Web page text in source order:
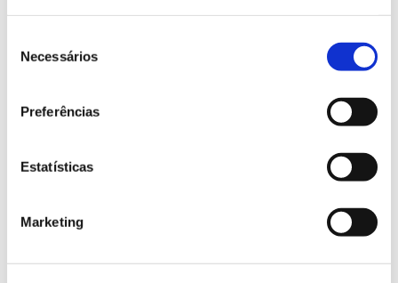
Necessários
Preferências
Estatísticas
Marketing
Registar galhas de Trichi em acácia-das-espigas:
cidadãos chamados a ajudar